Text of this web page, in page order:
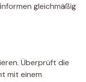
gleichmäßig
Überprüft die
mit einem